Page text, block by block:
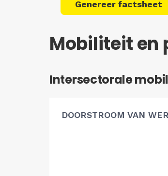
Genereer factsheet
Mobiliteit en
Intersectorale
DOORSTROOM VAN